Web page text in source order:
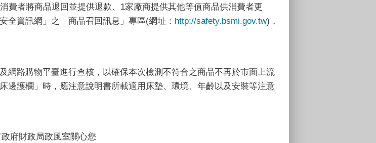
費者將商品退回並提供退款、1家廠商提供其他等值商品供消費者更
全資訊網」之「商品召回訊息」專區(網址： http://safety.bsmi.gov.tw)，
網路購物平臺進行查核，以確保本次檢測不符合之商品不再於市面上流
邊護欄」時，應注意說明書所載適用床墊、環境、年齡以及安裝等注意
府財政局政風室關心您